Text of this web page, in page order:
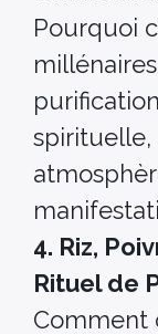
Pourquoi
spirituelle,
4. Riz,
Rituel de
Comment